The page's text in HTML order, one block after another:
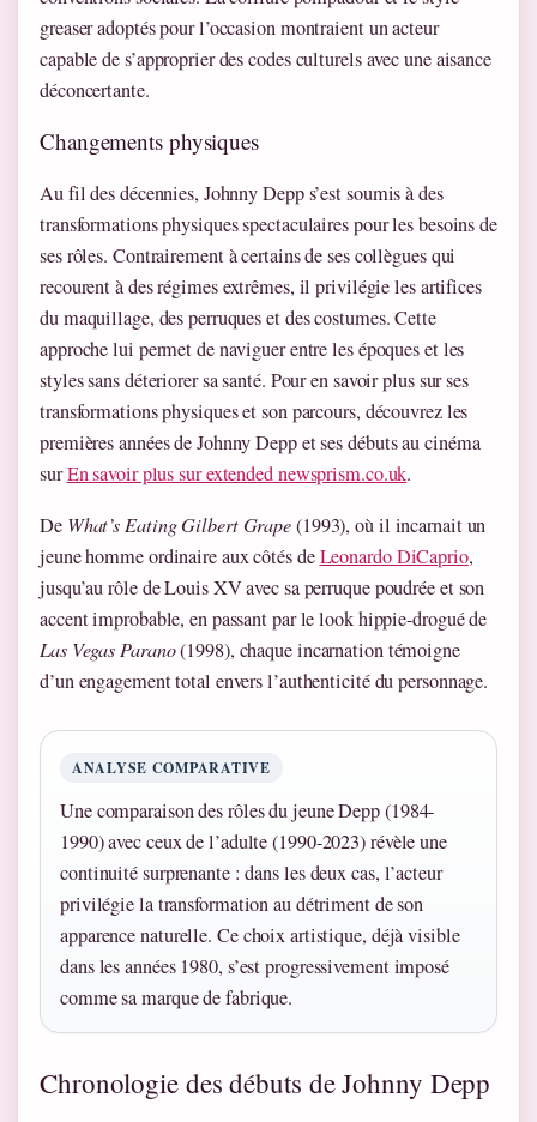
greaser adoptés pour l’occasion montraient un acteur
capable de s’approprier des codes culturels avec une aisance
déconcertante.
Changements physiques
Au fil des décennies, Johnny Depp s’est soumis à des
transformations physiques spectaculaires pour les besoins de
ses rôles. Contrairement à certains de ses collègues qui
recourent à des régimes extrêmes, il privilégie les artifices
du maquillage, des perruques et des costumes. Cette
approche lui permet de naviguer entre les époques et les
styles sans déteriorer sa santé. Pour en savoir plus sur ses
transformations physiques et son parcours, découvrez les
premières années de Johnny Depp et ses débuts au cinéma
surEn savoir plus sur extended newsprism.co.uk.
De What’s Eating Gilbert Grape(1993), où il incarnait un
jeune homme ordinaire aux côtés deLeonardo DiCaprio,
jusqu’au rôle de Louis XV avec sa perruque poudrée et son
accent improbable, en passant par le look hippie-drogué de
Las Vegas Parano(1998), chaque incarnation témoigne
d’un engagement total envers l’authenticité du personnage.
ANALYSE COMPARATIVE
Une comparaison des rôles du jeune Depp (1984-
1990) avec ceux de l’adulte (1990-2023) révèle une
continuité surprenante : dans les deux cas, l’acteur
privilégie la transformation au détriment de son
apparence naturelle. Ce choix artistique, déjà visible
dans les années 1980, s’est progressivement imposé
comme sa marque de fabrique.
Chronologie des débuts de Johnny Depp